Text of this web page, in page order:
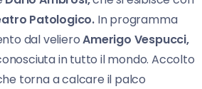
Patologico. In programma
dal velieroAmerigo Vespucci,
in tutto il mondo. Accolto
torna a calcare il palco